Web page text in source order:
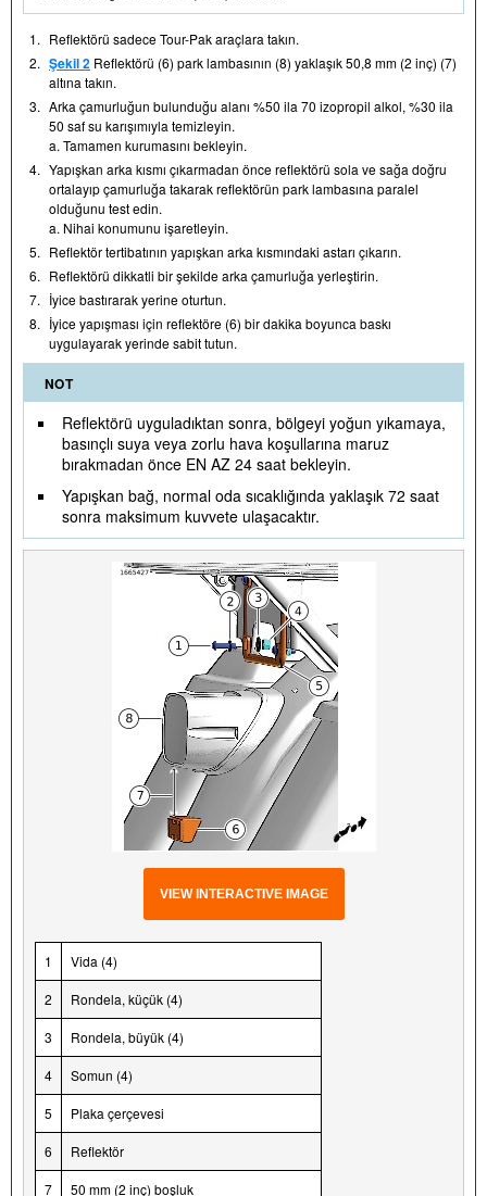
1. Reflektörü sadece Tour-Pak araçlara takın.
2. Şekil 2 Reflektörü (6) park lambasının (8) yaklaşık 50,8 mm (2 inç) (7)
altına takın.
3. Arka çamurluğun bulunduğu alanı %50 ila 70 izopropil alkol, %30 ila
50 saf su karışımıyla temizleyin.
a. Tamamen kurumasını bekleyin.
4. Yapışkan arka kısmı çıkarmadan önce reflektörü sola ve sağa doğru
ortalayıp çamurluğa takarak reflektörün park lambasına paralel
olduğunu test edin.
a. Nihai konumunu işaretleyin.
5. Reflektör tertibatının yapışkan arka kısmındaki astarı çıkarın.
6. Reflektörü dikkatli bir şekilde arka çamurluğa yerleştirin.
7. İyice bastırarak yerine oturtun.
8. İyice yapışması için reflektöre (6) bir dakika boyunca baskı
uygulayarak yerinde sabit tutun.
NOT
Reflektörü uyguladıktan sonra, bölgeyi yoğun yıkamaya,
basınçlı suya veya zorlu hava koşullarına maruz
bırakmadan önce EN AZ 24 saat bekleyin.
Yapışkan bağ, normal oda sıcaklığında yaklaşık 72 saat
sonra maksimum kuvvete ulaşacaktır.
VIEW INTERACTIVE IMAGE
1 Vida (4)
2 Rondela, küçük (4)
3 Rondela, büyük (4)
4 Somun (4)
5 Plaka çerçevesi
6 Reflektör
7 50 mm (2 inç) boşluk